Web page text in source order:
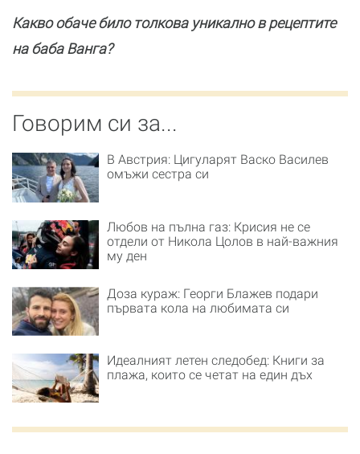
Какво обаче било толкова уникално в рецептите
на баба Ванга?
Говорим си за...
В Австрия: Цигуларят Васко Василев
омъжи сестра си
Любов на пълна газ: Крисия не се
отдели от Никола Цолов в най-важния
му ден
Доза кураж: Георги Блажев подари
първата кола на любимата си
Идеалният летен следобед: Книги за
плажа, които се четат на един дъх